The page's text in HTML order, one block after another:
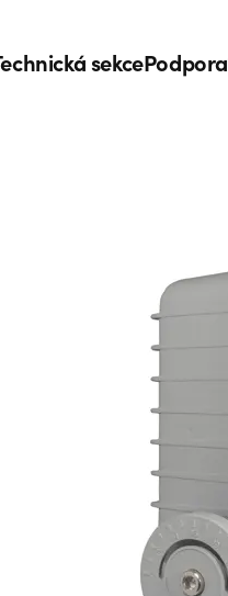
sekcePodpora